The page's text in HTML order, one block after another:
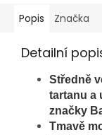
Popis Značka
Detailní
Středně
tartanu a
značky
Tmavě